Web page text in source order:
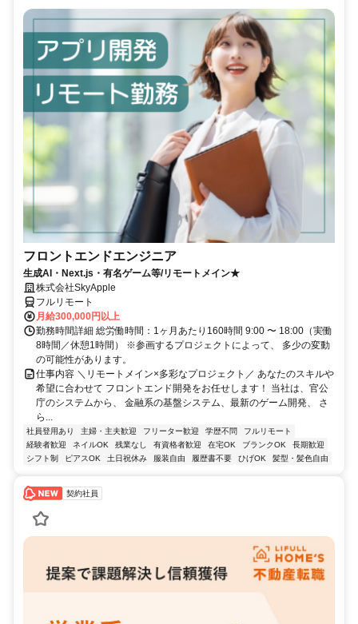
フロントエンドエンジニア
生成AI・Next.js・有名ゲーム等/リモートメイン★
株式会社SkyApple
フルリモート
月給300,000円以上
勤務時間詳細 総労働時間：1ヶ月あたり160時間 9:00 〜 18:00（実働
8時間／休憩1時間） ※参画するプロジェクトによって、 多少の変動
の可能性があります。
仕事内容 ＼リモートメイン×多彩なプロジェクト／ あなたのスキルや
希望に合わせて フロントエンド開発をお任せします！ 当社は、官公
庁のシステムから、 金融系の基盤システム、最新のゲーム開発、 さ
ら...
社員登用あり 主婦・主夫歓迎 フリーター歓迎 学歴不問
フルリモート
経験者歓迎
ネイルOK 残業なし 有資格者歓迎 在宅OK ブランクOK
長期歓迎
シフト制
ピアスOK 土日祝休み 服装自由 履歴書不要 ひげOK 髪型・髪色自由
契約社員